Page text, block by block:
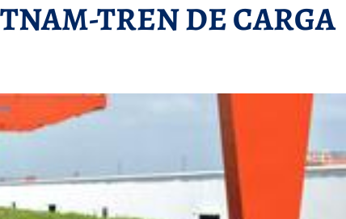
TREN DE CARGA